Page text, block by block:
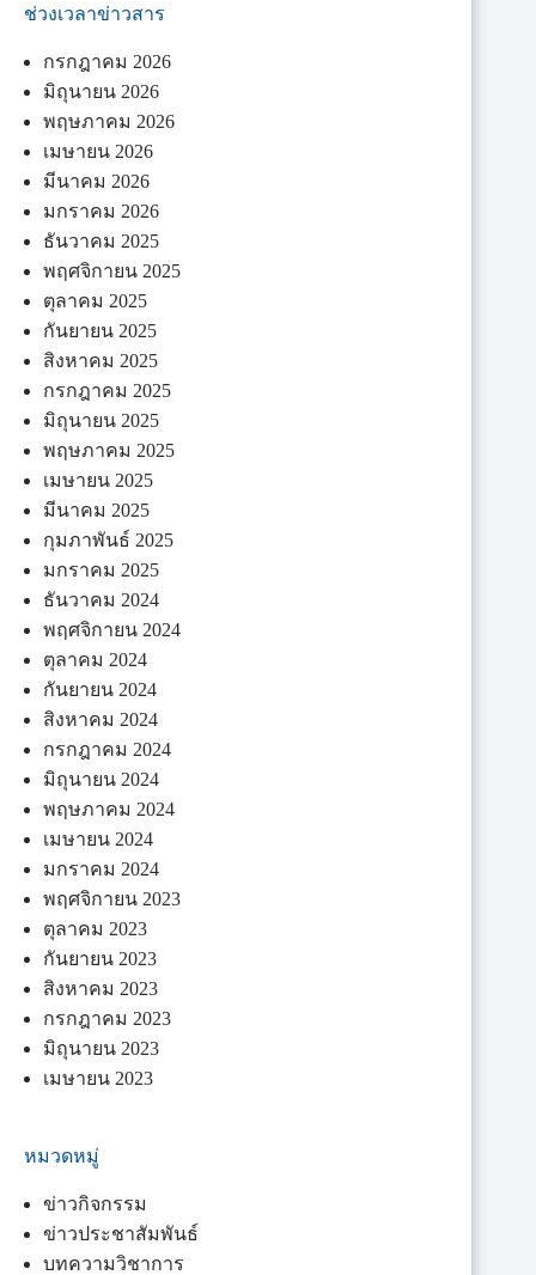
ช่วงเวลาข่าวสาร
กรกฎาคม 2026
มิถุนายน 2026
พฤษภาคม 2026
เมษายน 2026
มีนาคม 2026
มกราคม 2026
ธันวาคม 2025
พฤศจิกายน 2025
ตุลาคม 2025
กันยายน 2025
สิงหาคม 2025
กรกฎาคม 2025
มิถุนายน 2025
พฤษภาคม 2025
เมษายน 2025
มีนาคม 2025
กุมภาพันธ์ 2025
มกราคม 2025
ธันวาคม 2024
พฤศจิกายน 2024
ตุลาคม 2024
กันยายน 2024
สิงหาคม 2024
กรกฎาคม 2024
มิถุนายน 2024
พฤษภาคม 2024
เมษายน 2024
มกราคม 2024
พฤศจิกายน 2023
ตุลาคม 2023
กันยายน 2023
สิงหาคม 2023
กรกฎาคม 2023
มิถุนายน 2023
เมษายน 2023
หมวดหมู่
ข่าวกิจกรรม
ข่าวประชาสัมพันธ์
บทความวิชาการ